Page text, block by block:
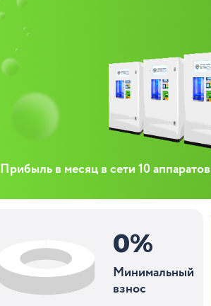
Прибыль в месяц в сети 10 аппаратов
0%
Минимальный
взнос